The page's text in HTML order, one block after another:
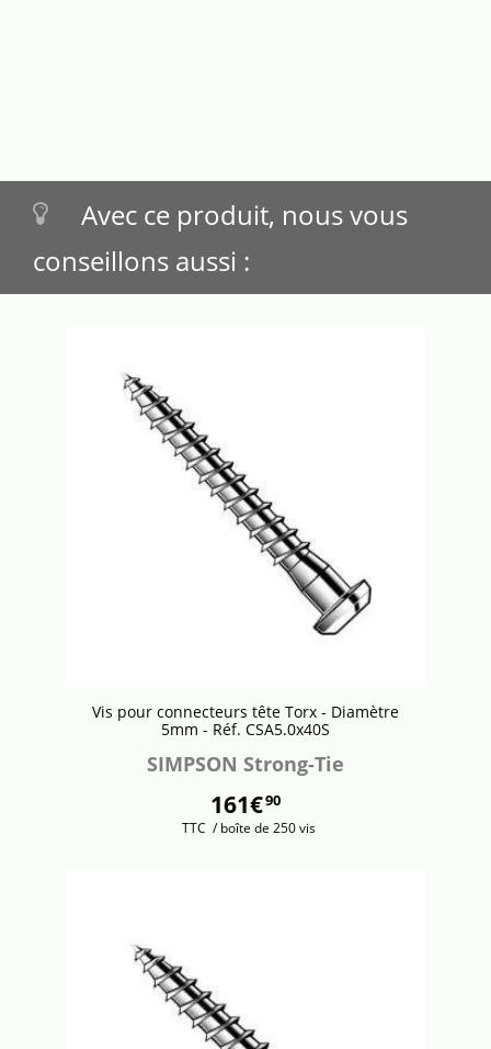
Avec ce produit, nous vous
conseillons aussi :
Vis pour connecteurs tête Torx - Diamètre
5mm - Réf. CSA5.0x40S
SIMPSON Strong-Tie
161€90
TTC / boîte de 250 vis